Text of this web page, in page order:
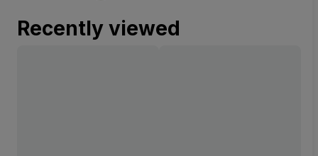
Recently viewed